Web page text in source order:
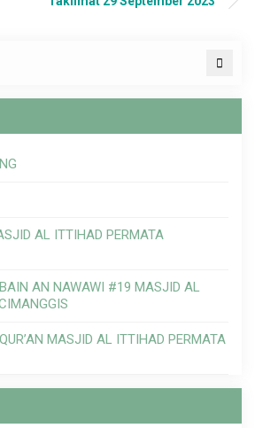
AL ITTIHAD PERMATA
AN NAWAWI #19 MASJID AL
MASJID AL ITTIHAD PERMATA